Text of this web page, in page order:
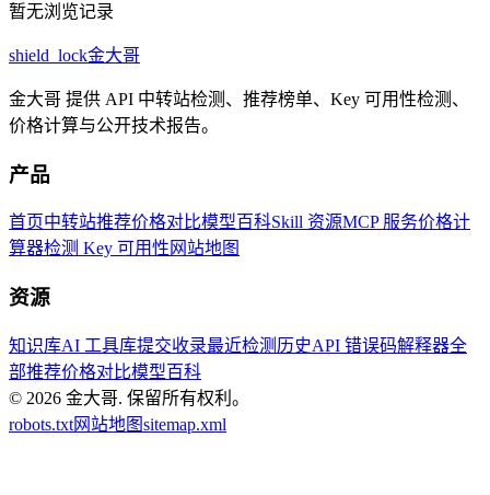
暂无浏览记录
shield_lock金大哥
金大哥 提供 API 中转站检测、推荐榜单、Key 可用性检测、
价格计算与公开技术报告。
产品
首页中转站推荐价格对比模型百科Skill 资源MCP 服务价格计
算器检测 Key 可用性 网站地图
资源
知识库AI 工具库提交收录最近检测历史API 错误码解释器全
部推荐价格对比模型百科
© 2026 金大哥. 保留所有权利。
robots.txt网站地图sitemap.xml